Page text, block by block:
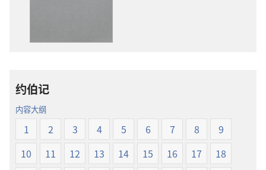
新
界
译
译
约伯记
内容大纲
1 2 3 4 5 6 7 8
9
10
11 12 13 14 15 16 17
18